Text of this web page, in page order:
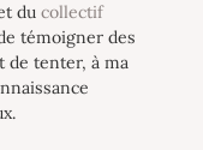
du collectif
témoigner des
de tenter, à ma